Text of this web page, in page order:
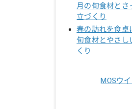
月の旬食材とさ
立づくり
春の訪れを食卓
旬食材とやさし
くり
MOSウ